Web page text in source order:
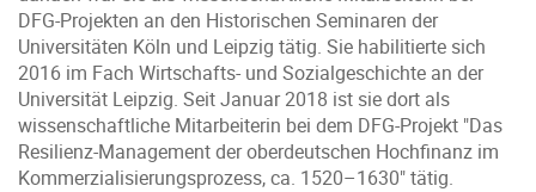
DFG-Projekten an den Historischen Seminaren der
Universitäten Köln und Leipzig tätig. Sie habilitierte sich
2016 im Fach Wirtschafts- und Sozialgeschichte an der
Universität Leipzig. Seit Januar 2018 ist sie dort als
wissenschaftliche Mitarbeiterin bei dem DFG-Projekt "Das
Resilienz-Management der oberdeutschen Hochfinanz im
Kommerzialisierungsprozess, ca. 1520–1630" tätig.